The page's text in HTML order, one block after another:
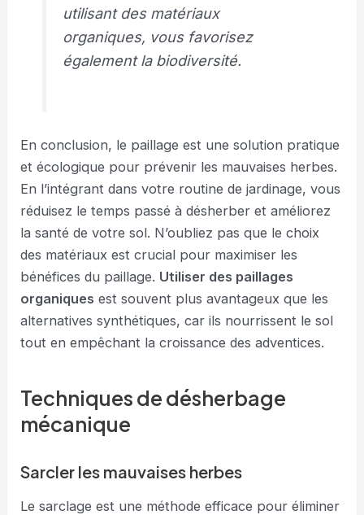
utilisant des matériaux
organiques, vous favorisez
également la biodiversité.
En conclusion, le paillage est une solution pratique
et écologique pour prévenir les mauvaises herbes.
En l’intégrant dans votre routine de jardinage, vous
réduisez le temps passé à désherber et améliorez
la santé de votre sol. N’oubliez pas que le choix
des matériaux est crucial pour maximiser les
bénéfices du paillage. Utiliser des paillages
organiques est souvent plus avantageux que les
alternatives synthétiques, car ils nourrissent le sol
tout en empêchant la croissance des adventices.
Techniques de désherbage
mécanique
Sarcler les mauvaises herbes
Le sarclage est une méthode efficace pour éliminer